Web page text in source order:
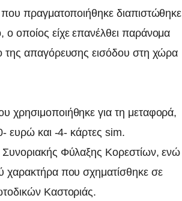
πραγματοποιήθηκε διαπιστώθηκε
οποίος είχε επανέλθει παράνομα
της απαγόρευσης εισόδου στη χώρα
χρησιμοποιήθηκε για τη μεταφορά,
ευρώ και -4- κάρτες sim.
Συνοριακής Φύλαξης Κορεστίων, ενώ
χαρακτήρα που σχηματίσθηκε σε
Καστοριάς.